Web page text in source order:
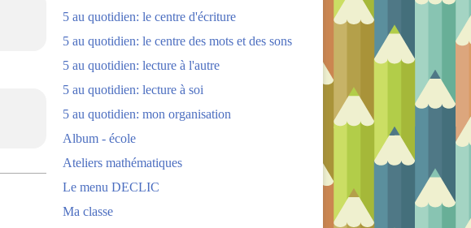
5 au quotidien: le centre d'écriture
5 au quotidien: le centre des mots et des sons
5 au quotidien: lecture à l'autre
5 au quotidien: lecture à soi
5 au quotidien: mon organisation
Album - école
Ateliers mathématiques
Le menu DECLIC
Ma classe